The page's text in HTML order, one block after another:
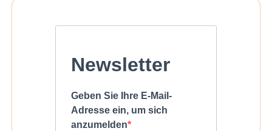
Newsletter
Geben Sie Ihre E-Mail-
Adresse ein, um sich
anzumelden